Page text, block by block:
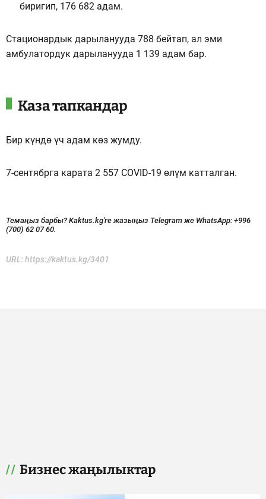
биригип, 176 682 адам.
Стационардык дарыланууда 788 бейтап, ал эми
амбулатордук дарыланууда 1 139 адам бар.
Каза тапкандар
Бир күндө үч адам көз жумду.
7-сентябрга карата 2 557 COVID-19 өлүм катталган.
Темаңыз барбы? Kaktus.kg'ге жазыңыз Telegram же WhatsApp: +996
(700) 62 07 60.
URL: https://kaktus.kg/3401
Бизнес жаңылыктар